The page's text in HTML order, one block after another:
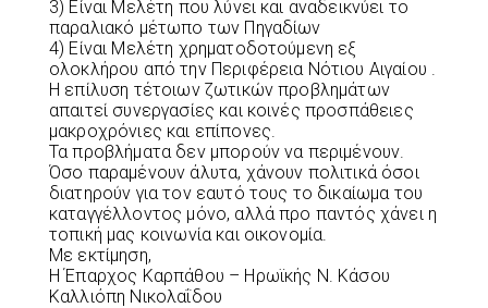
3) Είναι Μελέτη που λύνει και αναδεικνύει το
παραλιακό μέτωπο των Πηγαδίων
4) Είναι Μελέτη χρηματοδοτούμενη εξ
ολοκλήρου από την Περιφέρεια Νότιου Αιγαίου .
Η επίλυση τέτοιων ζωτικών προβλημάτων
απαιτεί συνεργασίες και κοινές προσπάθειες
μακροχρόνιες και επίπονες.
Τα προβλήματα δεν μπορούν να περιμένουν.
Όσο παραμένουν άλυτα, χάνουν πολιτικά όσοι
διατηρούν για τον εαυτό τους το δικαίωμα του
καταγγέλλοντος μόνο, αλλά προ παντός χάνει η
τοπική μας κοινωνία και οικονομία.
Με εκτίμηση,
Η Έπαρχος Καρπάθου – Ηρωϊκής Ν. Κάσου
Καλλιόπη Νικολαΐδου